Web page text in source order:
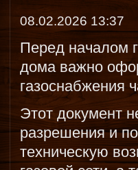
08.02.2026 13:37
Перед началом
дома важно
газоснабжения
Этот документ
разрешения и
техническую